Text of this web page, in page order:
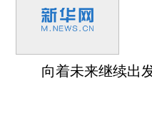
向着未来继续出